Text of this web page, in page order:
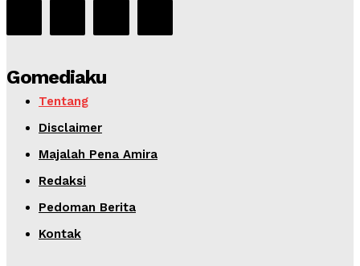
Gomediaku
Tentang
Disclaimer
Majalah Pena Amira
Redaksi
Pedoman Berita
Kontak